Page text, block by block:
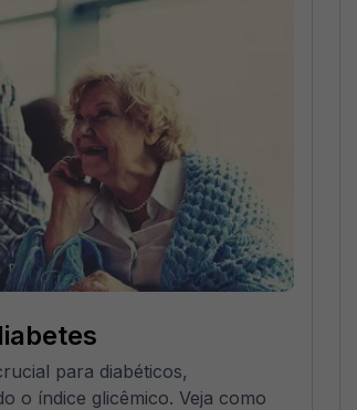
para diabéticos,
o índice glicêmico. Veja como